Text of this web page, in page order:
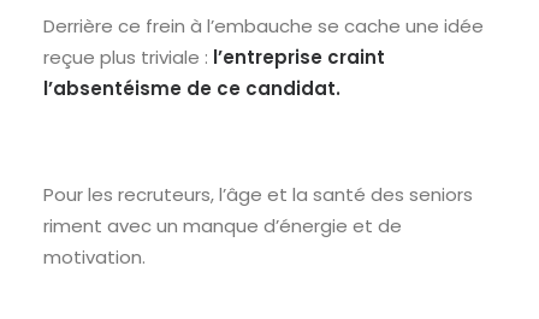
Derrière ce frein à l’embauche se cache une idée
reçue plus triviale : l’entreprise craint
l’absentéisme de ce candidat.
Pour les recruteurs, l’âge et la santé des seniors
riment avec un manque d’énergie et de
motivation.